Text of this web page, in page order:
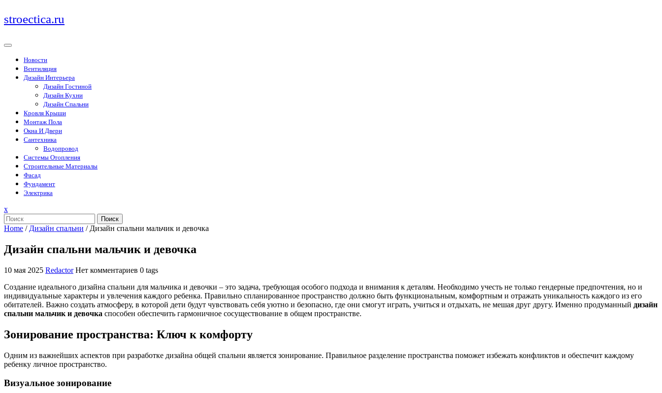
Перейти
к
stroectica.ru
Новости
Вентиляция
Дизайн Интерьера
Дизайн Гостиной
Дизайн Кухни
Дизайн Спальни
Кровля Крыши
Монтаж Пола
Окна И Двери
Сантехника
Водопровод
Системы Отопления
Строительные Материалы
Фасад
Фундамент
Электрика
xЗакрыть
меню
Поиск
Home / Дизайн спальни / Дизайн спальни мальчик и девочка
Дизайн спальни мальчик и девочка
10 мая 2025 Redactor Нет комментариев 0 tags
Создание идеального дизайна спальни для мальчика и девочки – это задача, требующая особого подхода и внимания к деталям. Необходимо учесть не только гендерные предпочтения, но и
индивидуальные характеры и увлечения каждого ребенка. Правильно спланированное пространство должно быть функциональным, комфортным и отражать уникальность каждого из его
обитателей. Важно создать атмосферу, в которой дети будут чувствовать себя уютно и безопасно, где они смогут играть, учиться и отдыхать, не мешая друг другу. Именно продуманный дизайн
спальни мальчик и девочка способен обеспечить гармоничное сосуществование в общем пространстве.
Зонирование пространства: Ключ к комфорту
Одним из важнейших аспектов при разработке дизайна общей спальни является зонирование. Правильное разделение пространства поможет избежать конфликтов и обеспечит каждому
ребенку личное пространство.
Визуальное зонирование